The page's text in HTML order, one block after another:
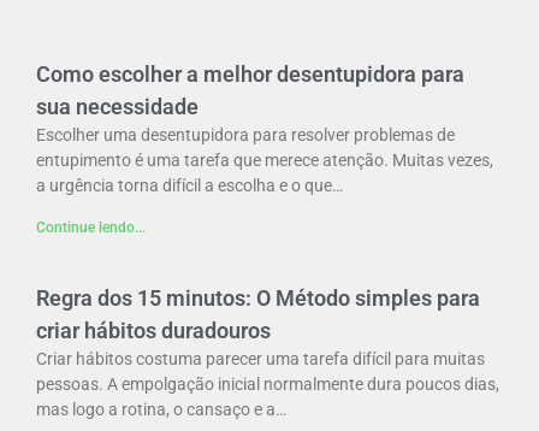
Como escolher a melhor desentupidora para
sua necessidade
Escolher uma desentupidora para resolver problemas de
entupimento é uma tarefa que merece atenção. Muitas vezes,
a urgência torna difícil a escolha e o que…
Continue lendo...
Regra dos 15 minutos: O Método simples para
criar hábitos duradouros
Criar hábitos costuma parecer uma tarefa difícil para muitas
pessoas. A empolgação inicial normalmente dura poucos dias,
mas logo a rotina, o cansaço e a…